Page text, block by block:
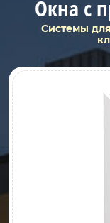
Окна с
Системы